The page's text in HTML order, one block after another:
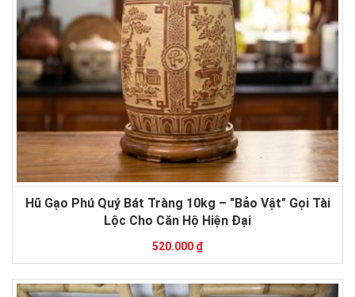
Hũ Gạo Phú Quý Bát Tràng 10kg – "Bảo Vật" Gọi Tài
Lộc Cho Căn Hộ Hiện Đại
520.000 ₫